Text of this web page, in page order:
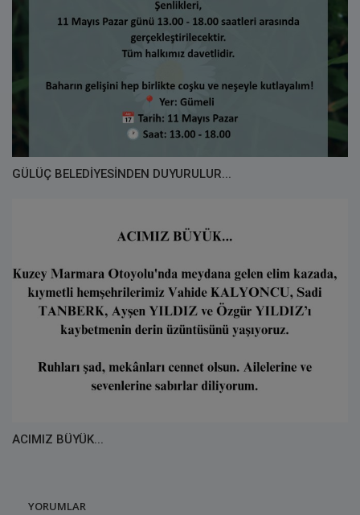
GÜLÜÇ BELEDİYESİNDEN DUYURULUR...
ACIMIZ BÜYÜK...
YORUMLAR